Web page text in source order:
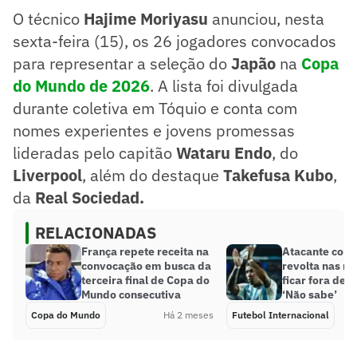
O técnico Hajime Moriyasu anunciou, nesta
sexta-feira (15), os 26 jogadores convocados
para representar a seleção doJapão na Copa
do Mundo de 2026. A lista foi divulgada
durante coletiva em Tóquio e conta com
nomes experientes e jovens promessas
lideradas pelo capitãoWataru Endo, do
Liverpool, além do destaque Takefusa Kubo,
da Real Sociedad.
RELACIONADAS
França repete receita na
convocação em busca da
terceira final de Copa do
Mundo consecutiva
Copa do Mundo Há 2 meses
Atacante
revolta nas
ficar fora de
‘Não sabe’
Futebol Internacional